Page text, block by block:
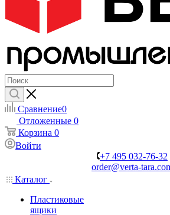
Сравнение0
Отложенные 0
Корзина 0
Войти
+7 495 032-76-32
order@verta-
Каталог
Пластиковые
ящики